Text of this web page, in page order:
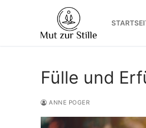
Fülle und
ANNE POGER